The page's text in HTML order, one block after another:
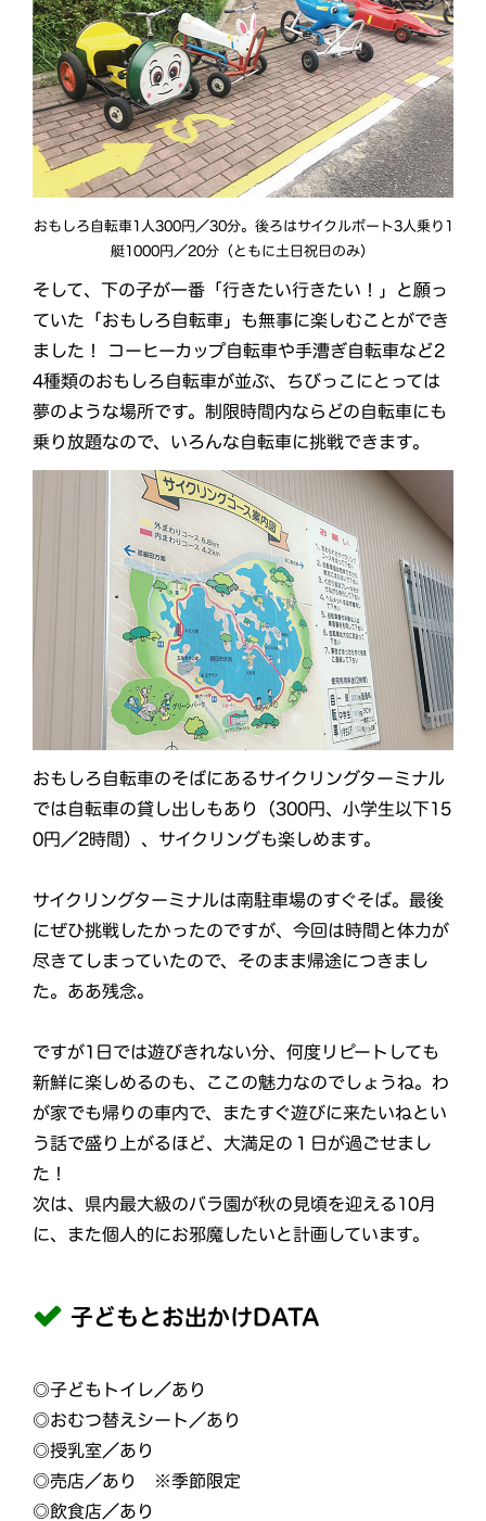
おもしろ自転車1人300円／30分。後ろはサイクルボート3人乗り1
艇1000円／20分（ともに土日祝日のみ）
そして、下の子が一番「行きたい行きたい！」と願っ
ていた「おもしろ自転車」も無事に楽しむことができ
ました！ コーヒーカップ自転車や手漕ぎ自転車など2
4種類のおもしろ自転車が並ぶ、ちびっこにとっては
夢のような場所です。制限時間内ならどの自転車にも
乗り放題なので、いろんな自転車に挑戦できます。
おもしろ自転車のそばにあるサイクリングターミナル
では自転車の貸し出しもあり（300円、小学生以下15
0円／2時間）、サイクリングも楽しめます。
サイクリングターミナルは南駐車場のすぐそば。最後
にぜひ挑戦したかったのですが、今回は時間と体力が
尽きてしまっていたので、そのまま帰途につきまし
た。ああ残念。
ですが1日では遊びきれない分、何度リピートしても
新鮮に楽しめるのも、ここの魅力なのでしょうね。わ
が家でも帰りの車内で、またすぐ遊びに来たいねとい
う話で盛り上がるほど、大満足の１日が過ごせまし
た！
次は、県内最大級のバラ園が秋の見頃を迎える10月
に、また個人的にお邪魔したいと計画しています。
⼦どもとお出かけDATA
◎⼦どもトイレ／あり
◎おむつ替えシート／あり
◎授乳室／あり
◎売店／あり ※季節限定
◎飲⾷店／あり